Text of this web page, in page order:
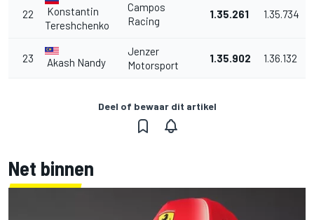
22
Konstantin
Tereshchenko
Campos
Racing
1.35.261 1.35.734
23 Akash Nandy
Jenzer
Motorsport
1.35.902 1.36.132
Deel of bewaar dit artikel
Net binnen